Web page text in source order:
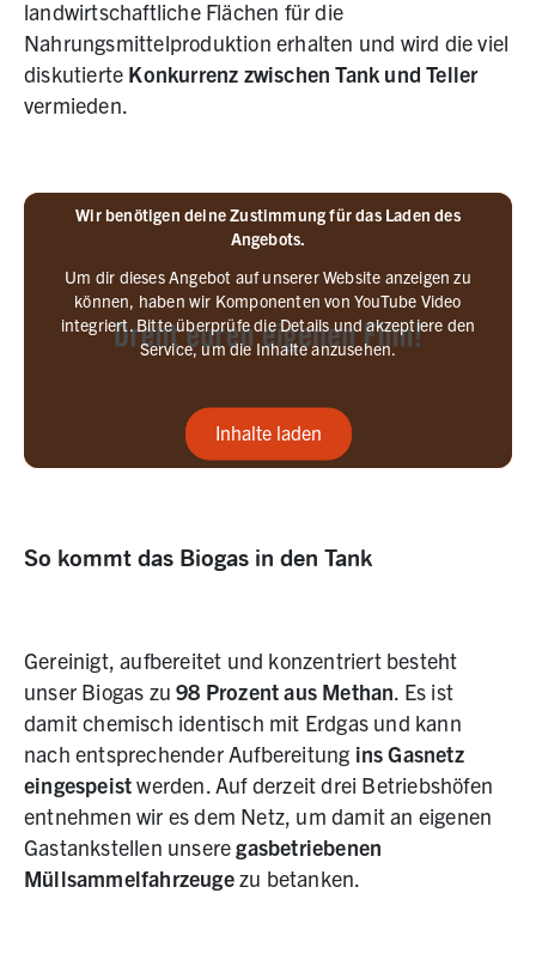
landwirtschaftliche Flächen für die
Nahrungsmittelproduktion erhalten und wird die viel
diskutierte Konkurrenz zwischen Tank und Teller
vermieden.
Wir benötigen deine Zustimmung für das Laden des
Angebots.
Um dir dieses Angebot auf unserer Website anzeigen zu
können, haben wir Komponenten von YouTube Video
integriert. Bitte überprüfe die Details und akzeptiere den
Service, um die Inhalte anzusehen.
Inhalte laden
So kommt das Biogas in den Tank
Gereinigt, aufbereitet und konzentriert besteht
unser Biogas zu98 Prozent aus Methan. Es ist
damit chemisch identisch mit Erdgas und kann
nach entsprechender Aufbereitung ins Gasnetz
eingespeistwerden. Auf derzeit drei Betriebshöfen
entnehmen wir es dem Netz, um damit an eigenen
Gastankstellen unseregasbetriebenen
Müllsammelfahrzeugezu betanken.